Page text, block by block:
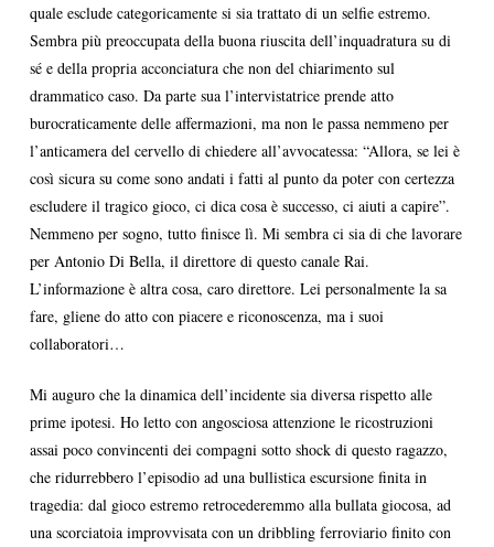
quale esclude categoricamente si sia trattato di un selfie estremo.
Sembra più preoccupata della buona riuscita dell’inquadratura su di
sé e della propria acconciatura che non del chiarimento sul
drammatico caso. Da parte sua l’intervistatrice prende atto
burocraticamente delle affermazioni, ma non le passa nemmeno per
l’anticamera del cervello di chiedere all’avvocatessa: “Allora, se lei è
così sicura su come sono andati i fatti al punto da poter con certezza
escludere il tragico gioco, ci dica cosa è successo, ci aiuti a capire”.
Nemmeno per sogno, tutto finisce lì. Mi sembra ci sia di che lavorare
per Antonio Di Bella, il direttore di questo canale Rai.
L’informazione è altra cosa, caro direttore. Lei personalmente la sa
fare, gliene do atto con piacere e riconoscenza, ma i suoi
collaboratori…
Mi auguro che la dinamica dell’incidente sia diversa rispetto alle
prime ipotesi. Ho letto con angosciosa attenzione le ricostruzioni
assai poco convincenti dei compagni sotto shock di questo ragazzo,
che ridurrebbero l’episodio ad una bullistica escursione finita in
tragedia: dal gioco estremo retrocederemmo alla bullata giocosa, ad
una scorciatoia improvvisata con un dribbling ferroviario finito con